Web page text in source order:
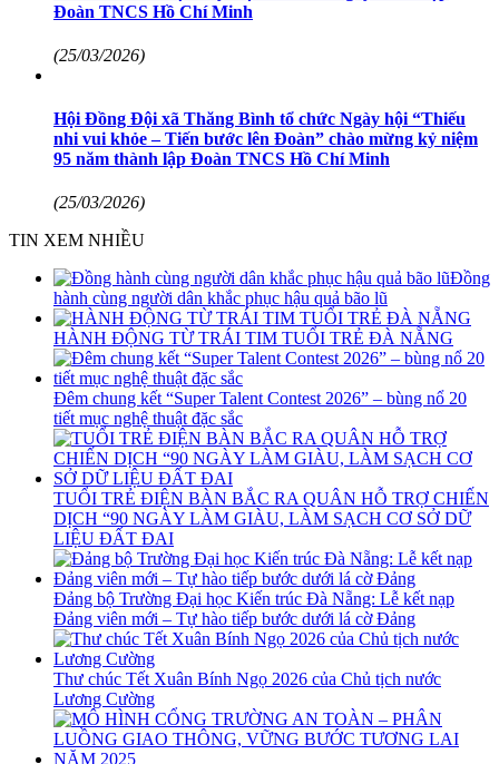
Đoàn TNCS Hồ Chí Minh
(25/03/2026)
Hội Đồng Đội xã Thăng Bình tổ chức Ngày hội “Thiếu
nhi vui khỏe – Tiến bước lên Đoàn” chào mừng kỷ niệm
95 năm thành lập Đoàn TNCS Hồ Chí Minh
(25/03/2026)
TIN XEM NHIỀU
Đồng
hành cùng người dân khắc phục hậu quả bão lũ
HÀNH ĐỘNG TỪ TRÁI TIM TUỔI TRẺ ĐÀ NẴNG
Đêm chung kết “Super Talent Contest 2026” – bùng nổ 20
tiết mục nghệ thuật đặc sắc
TUỔI TRẺ ĐIỆN BÀN BẮC RA QUÂN HỖ TRỢ CHIẾN
DỊCH “90 NGÀY LÀM GIÀU, LÀM SẠCH CƠ SỞ DỮ
LIỆU ĐẤT ĐAI
Đảng bộ Trường Đại học Kiến trúc Đà Nẵng: Lễ kết nạp
Đảng viên mới – Tự hào tiếp bước dưới lá cờ Đảng
Thư chúc Tết Xuân Bính Ngọ 2026 của Chủ tịch nước
Lương Cường